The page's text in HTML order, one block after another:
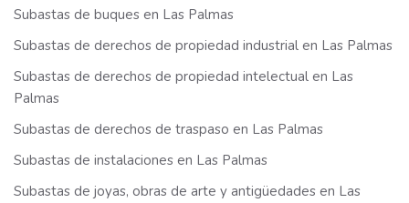
Subastas de buques en Las Palmas
Subastas de derechos de propiedad industrial en Las Palmas
Subastas de derechos de propiedad intelectual en Las
Palmas
Subastas de derechos de traspaso en Las Palmas
Subastas de instalaciones en Las Palmas
Subastas de joyas, obras de arte y antigüedades en Las